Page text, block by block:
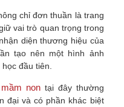
chỉ đơn thuần là trang
vai trò quan trọng trong
diện thương hiệu của
tạo nên một hình ảnh
đầu tiên.
nontại đây thường
đại và có phần khác biệt